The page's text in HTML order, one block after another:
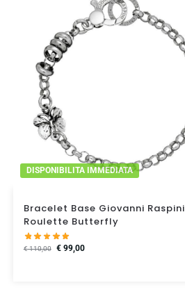
DISPONIBILITA IMMEDIATA
Bracelet Base Giovanni Raspini
Roulette Butterfly
€110,00 €99,00